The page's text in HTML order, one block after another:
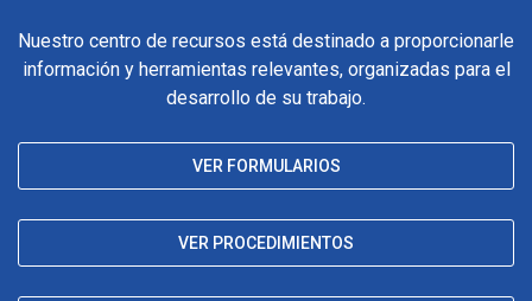
Nuestro centro de recursos está destinado a proporcionarle
información y herramientas relevantes, organizadas para el
desarrollo de su trabajo.
VER FORMULARIOS
VER PROCEDIMIENTOS